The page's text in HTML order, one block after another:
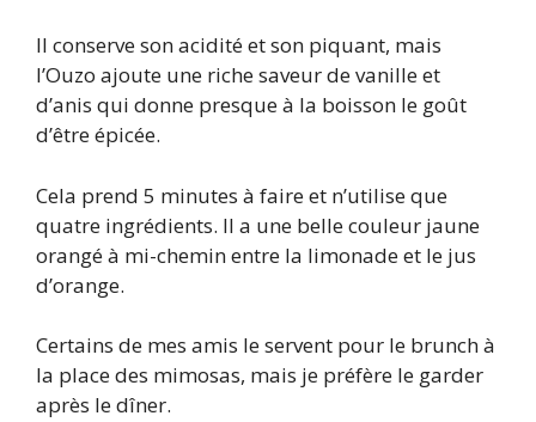
Il conserve son acidité et son piquant, mais
l’Ouzo ajoute une riche saveur de vanille et
d’anis qui donne presque à la boisson le goût
d’être épicée.
Cela prend 5 minutes à faire et n’utilise que
quatre ingrédients. Il a une belle couleur jaune
orangé à mi-chemin entre la limonade et le jus
d’orange.
Certains de mes amis le servent pour le brunch à
la place des mimosas, mais je préfère le garder
après le dîner.